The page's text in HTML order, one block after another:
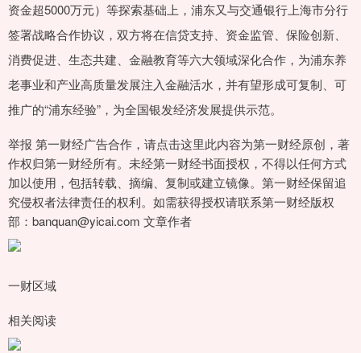
资金超5000万元）等探索基础上，浦东又与交通银行上海市分行
签署战略合作协议，双方将在信贷支持、资金监管、保险创新、
消费促进、生态共建、金融教育等六大领域深化合作，为浦东养
老事业和产业高质量发展注入金融活水，并有望形成可复制、可
推广的“浦东经验”，为全国银发经济发展提供示范。
举报 第一财经广告合作，请点击这里此内容为第一财经原创，著
作权归第一财经所有。未经第一财经书面授权，不得以任何方式
加以使用，包括转载、摘编、复制或建立镜像。第一财经保留追
究侵权者法律责任的权利。如需获得授权请联系第一财经版权
部：banquan@yicai.com 文章作者
一财区域
相关阅读